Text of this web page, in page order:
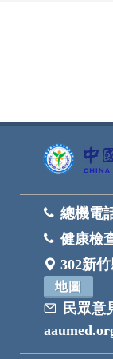
總機電
健康檢
302新
地圖
民眾意